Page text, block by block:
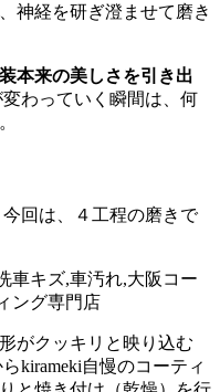
神経を研ぎ澄ませて磨き
本来の美しさを引き出
わっていく瞬間は、何
回は、４工程の磨きで
がクッキリと映り込む
kirameki自慢のコーティ